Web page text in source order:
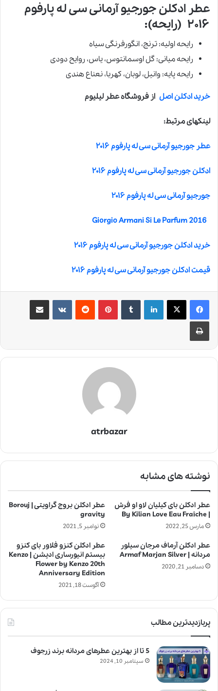
عطر ادکلن جورجیو آرمانی سی له پارفوم
۲۰۱۶ (رایحه):
رایحه اولیه: ترنج، انگورفرنگی سیاه
رایحه میانی: گل اوسمانتوس، یاس، روایح دودی
رایحه پایه: وانیل، لوبان، کهربا، نعناع هندی
خرید ادکلن اصل از فروشگاه عطر لیلیوم
لینکهای مرتبط:
عطر جورجیو آرمانی سی له پارفوم ۲۰۱۶
ادکلن جورجیو آرمانی سی له پارفوم ۲۰۱۶
جورجیو آرمانی سی له پارفوم ۲۰۱۶
خرید ادکلن جورجیو آرمانی سی له پارفوم ۲۰۱۶
قیمت ادکلن جورجیو آرمانی سی له پارفوم ۲۰۱۶
لینکدین ‫پین‌ترست ‫رددیت
چاپ
atrbazar
نوشته های مشابه
عطر ادکلن بای کیلیان لاو او فرش
| By Kilian Love Eau Fraîche
مارس 25, 2022
عطر ادکلن بروج گراویتی | Borouj
gravity
نوامبر 5, 2021
عطر ادکلن آرماف مرجان سیلور
مردانه | Armaf Marjan Silver
دسامبر 21, 2020
عطر ادکلن کنزو فلاور بای کنزو
بیستم انیورساری ادیشن | Kenzo
Flower by Kenzo 20th
Anniversary Edition
آگوست 18, 2021
پربازدیدترین مطالب
5 تا از بهترین عطرهای مردانه برند زرجوف
سپتامبر 10, 2024